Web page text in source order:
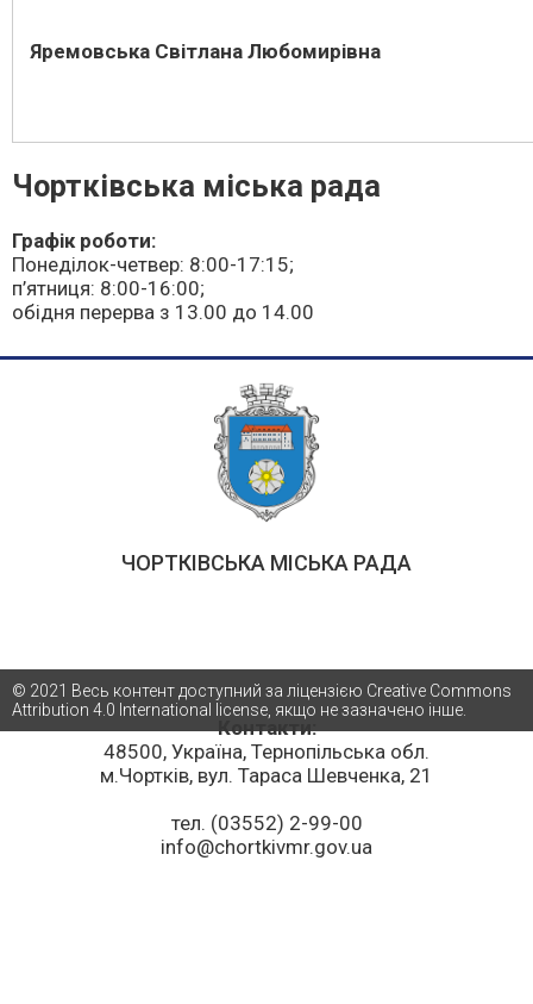
Яремовська Світлана Любомирівна
Чортківська міська рада
Графік роботи:
Понеділок-четвер: 8:00-17:15;
п’ятниця: 8:00-16:00;
обідня перерва з 13.00 до 14.00
ЧОРТКІВСЬКА МІСЬКА РАДА
Контакти:
48500, Україна, Тернопільська обл.
м.Чортків, вул. Тараса Шевченка, 21
тел. (03552) 2-99-00
info@chortkivmr.gov.ua
© 2021 Весь контент доступний за ліцензією Creative Commons
Attribution 4.0 International license, якщо не зазначено інше.